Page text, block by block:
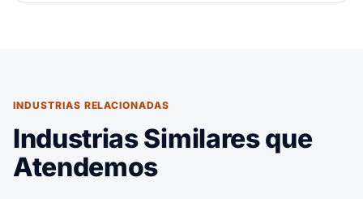
INDUSTRIAS RELACIONADAS
Industrias Similares que
Atendemos